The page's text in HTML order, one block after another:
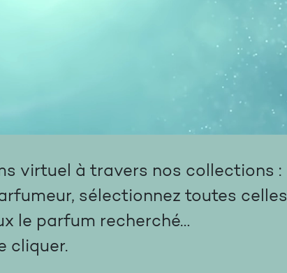
virtuel à travers nos collections :
sélectionnez toutes celles
le parfum recherché…
cliquer.